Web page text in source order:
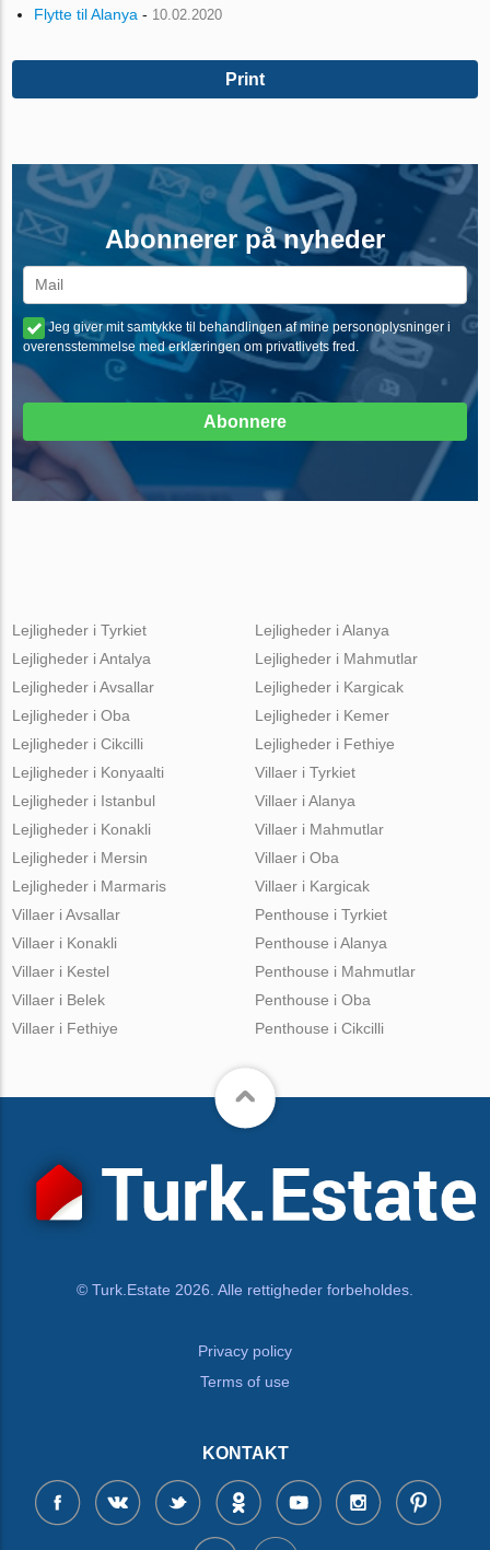
Flytte til Alanya - 10.02.2020
Print
Abonnerer på nyheder
Jeg giver mit samtykke til behandlingen af mine personoplysninger i
overensstemmelse med erklæringen om privatlivets fred.
Abonnere
Lejligheder i Tyrkiet
Lejligheder i Antalya
Lejligheder i Avsallar
Lejligheder i Oba
Lejligheder i Cikcilli
Lejligheder i Alanya
Lejligheder i Mahmutlar
Lejligheder i Kargicak
Lejligheder i Kemer
Lejligheder i Fethiye
Lejligheder i Konyaalti
Lejligheder i Istanbul
Lejligheder i Konakli
Lejligheder i Mersin
Lejligheder i Marmaris
Villaer i Tyrkiet
Villaer i Alanya
Villaer i Mahmutlar
Villaer i Oba
Villaer i Kargicak
Villaer i Avsallar
Villaer i Konakli
Villaer i Kestel
Villaer i Belek
Villaer i Fethiye
Penthouse i Tyrkiet
Penthouse i Alanya
Penthouse i Mahmutlar
Penthouse i Oba
Penthouse i Cikcilli
© Turk.Estate 2026. Alle rettigheder forbeholdes.
Privacy policy
Terms of use
KONTAKT